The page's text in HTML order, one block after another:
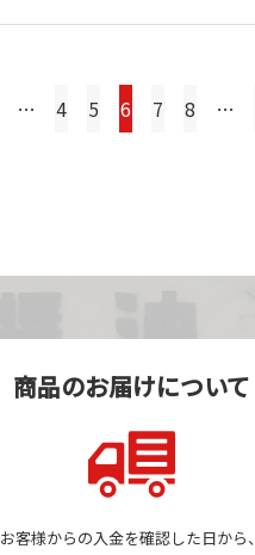
… 4 5 6 7 8 …
商品のお届けについて
お客様からの入金を確認した日から、